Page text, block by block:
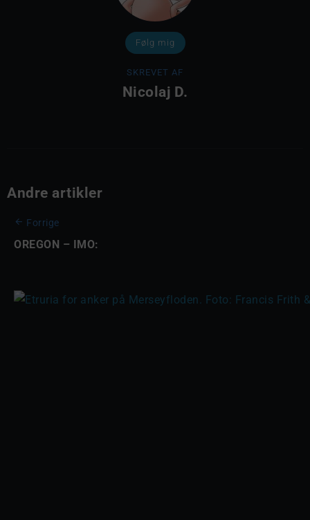
Følg mig
SKREVET AF
Nicolaj D.
Andre artikler
Forrige
OREGON – IMO: